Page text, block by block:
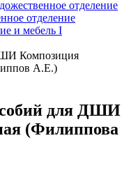
отделение
отделение
и мебель I
Композиция
А.Е.)
для ДШИ
(Филиппова